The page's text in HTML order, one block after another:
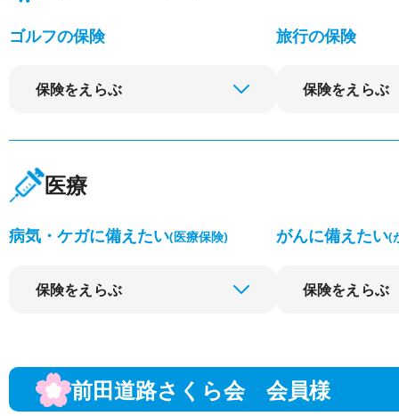
ゴルフの保険
保険をえらぶ
旅行の保険
保険をえらぶ
医療
病気・ケガに備えたい(医療保険)
保険をえらぶ
がんに備えたい(
保険をえらぶ
前田道路さくら会 会員様